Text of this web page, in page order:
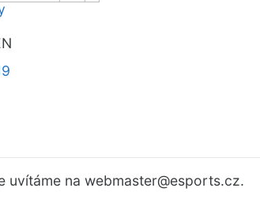
uvítáme na webmaster@esports.cz.